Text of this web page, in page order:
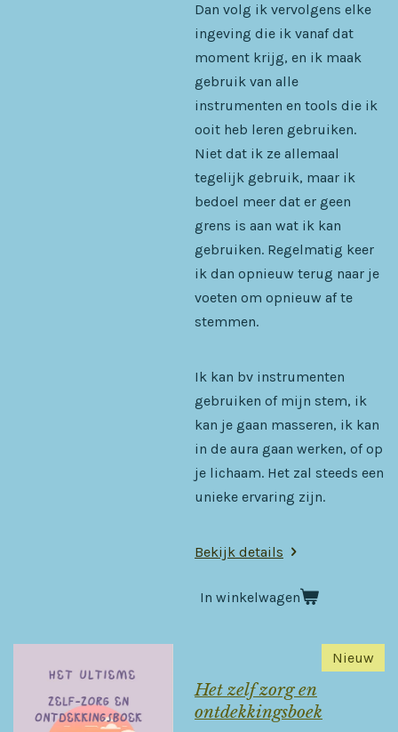
Dan volg ik vervolgens elke
ingeving die ik vanaf dat
moment krijg, en ik maak
gebruik van alle
instrumenten en tools die ik
ooit heb leren gebruiken.
Niet dat ik ze allemaal
tegelijk gebruik, maar ik
bedoel meer dat er geen
grens is aan wat ik kan
gebruiken. Regelmatig keer
ik dan opnieuw terug naar je
voeten om opnieuw af te
stemmen.
Ik kan bv instrumenten
gebruiken of mijn stem, ik
kan je gaan masseren, ik kan
in de aura gaan werken, of op
je lichaam. Het zal steeds een
unieke ervaring zijn.
Bekijk details
In winkelwagen
Nieuw
Het zelf zorg en
ontdekkingsboek